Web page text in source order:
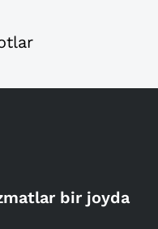
bir joyda